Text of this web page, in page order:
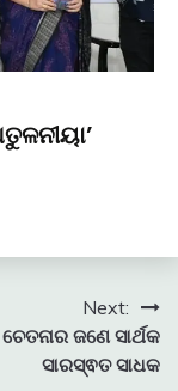
Next:
ଚେତନାର ଜଣେ ସାର୍ଥକ
ସାରସ୍ଵତ ସାଧକ